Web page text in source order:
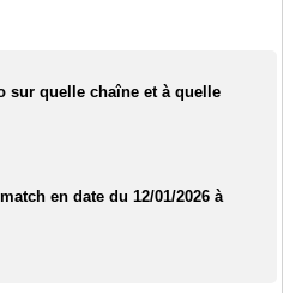
sur quelle chaîne et à quelle
en date du 12/01/2026 à